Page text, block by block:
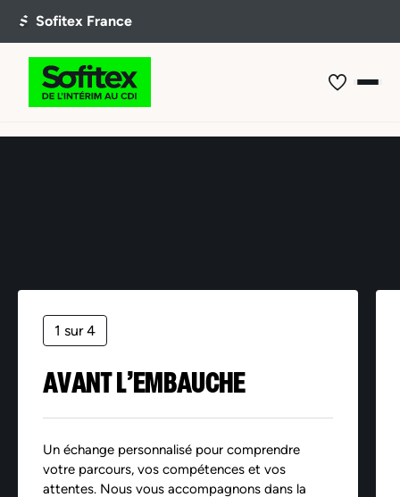
1 sur 4
AVANT L’EMBAUCHE
Un échange personnalisé pour comprendre
votre parcours, vos compétences et vos
attentes. Nous vous accompagnons dans la